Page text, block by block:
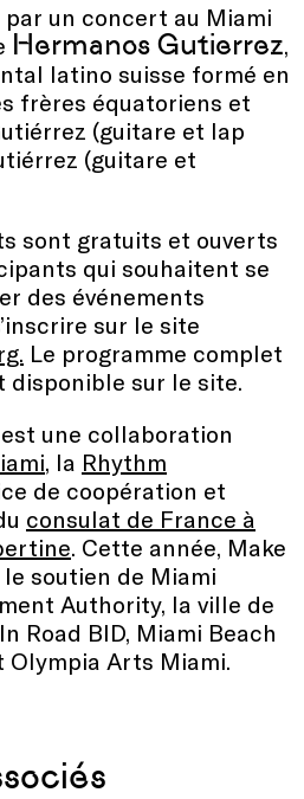
par un concert au Miami
Hermanos Gutierrez,
latino suisse formé en
frères équatoriens et
(guitare et lap
(guitare et
sont gratuits et ouverts
qui souhaitent se
des événements
sur le site
Le programme complet
disponible sur le site.
est une collaboration
, la Rhythm
de coopération et
consulat de France à
. Cette année, Make
soutien de Miami
Authority, la ville de
Road BID, Miami Beach
Olympia Arts Miami.